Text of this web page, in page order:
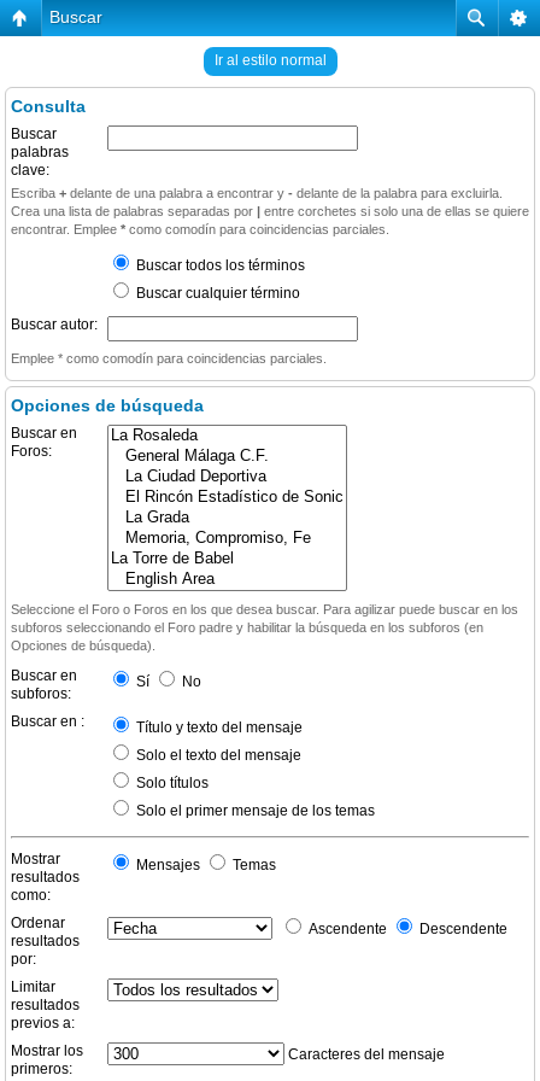
Buscar
Ir al estilo normal
Consulta
Buscar
palabras
clave:
Escriba + delante de una palabra a encontrar y - delante de la palabra para excluirla.
Crea una lista de palabras separadas por | entre corchetes si solo una de ellas se quiere
encontrar. Emplee * como comodín para coincidencias parciales.
Buscar todos los términos
Buscar cualquier término
Buscar autor:
Emplee * como comodín para coincidencias parciales.
Opciones de búsqueda
Buscar en
Foros:
Seleccione el Foro o Foros en los que desea buscar. Para agilizar puede buscar en los
subforos seleccionando el Foro padre y habilitar la búsqueda en los subforos (en
Opciones de búsqueda).
Buscar en
subforos:
Sí No
Buscar en :
Título y texto del mensaje
Solo el texto del mensaje
Solo títulos
Solo el primer mensaje de los temas
Mostrar
resultados
como:
Mensajes Temas
Ordenar
resultados
por:
Ascendente Descendente
Limitar
resultados
previos a:
Mostrar los
primeros:
Caracteres del mensaje